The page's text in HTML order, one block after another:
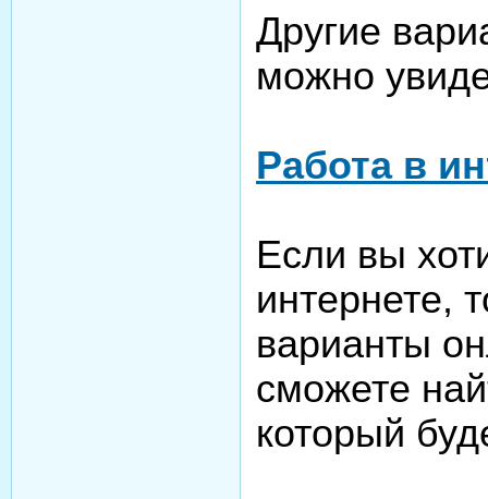
Другие
можно
Работа в
Если вы
интернете,
варианты
сможете
который